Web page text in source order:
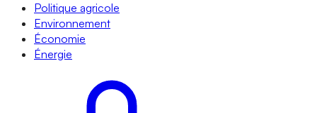
Politique agricole
Environnement
Économie
Énergie